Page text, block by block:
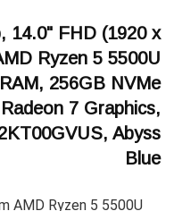
14.0" FHD (1920 x
Ryzen 5 5500U
256GB NVMe
7 Graphics,
Abyss
Blue
AMD Ryzen 5 5500U